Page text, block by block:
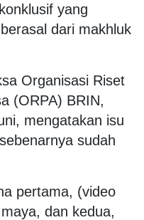
yang
dari makhluk
Organisasi Riset
(ORPA) BRIN,
mengatakan isu
sudah
pertama, (video
dan kedua,